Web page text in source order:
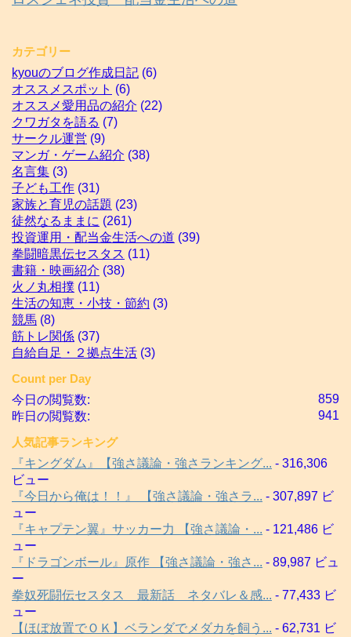
カテゴリー
kyouのブログ作成日記 (6)
オススメスポット (6)
オススメ愛用品の紹介 (22)
クワガタを語る (7)
サークル運営 (9)
マンガ・ゲーム紹介 (38)
名言集 (3)
子ども工作 (31)
家族と育児の話題 (23)
徒然なるままに (261)
投資運用・配当金生活への道 (39)
拳闘暗黒伝セスタス (11)
書籍・映画紹介 (38)
火ノ丸相撲 (11)
生活の知恵・小技・節約 (3)
競馬 (8)
筋トレ関係 (37)
自給自足・２拠点生活 (3)
Count per Day
859
今日の閲覧数:
941
昨日の閲覧数:
人気記事ランキング
『キングダム』【強さ議論・強さランキング... - 316,306
ビュー
『今日から俺は！！』 【強さ議論・強さラ... - 307,897 ビ
ュー
『キャプテン翼』サッカー力 【強さ議論・... - 121,486 ビ
ュー
『ドラゴンボール』原作 【強さ議論・強さ... - 89,987 ビュ
ー
拳奴死闘伝セスタス 最新話 ネタバレ＆感... - 77,433 ビ
ュー
【ほぼ放置でＯＫ】ベランダでメダカを飼う... - 62,731 ビ